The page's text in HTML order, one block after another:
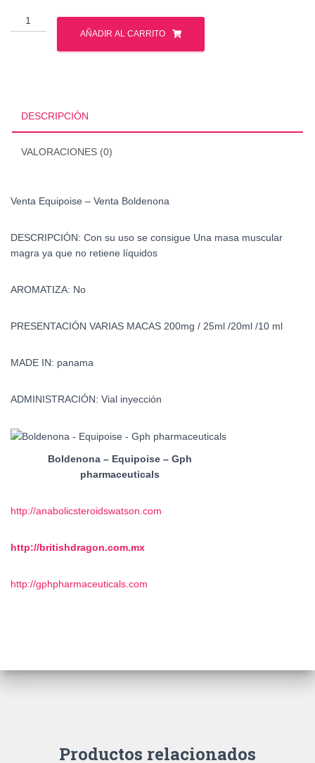
Venta
Equipoise
AÑADIR AL CARRITO
DESCRIPCIÓN
VALORACIONES (0)
Venta Equipoise – Venta Boldenona
DESCRIPCIÓN: Con su uso se consigue Una masa muscular
magra ya que no retiene líquidos
AROMATIZA: No
PRESENTACIÓN VARIAS MACAS 200mg / 25ml /20ml /10 ml
MADE IN: panama
ADMINISTRACIÓN: Vial inyección
Boldenona – Equipoise – Gph
pharmaceuticals
http://anabolicsteroidswatson.com
http://britishdragon.com.mx
http://gphpharmaceuticals.com
Productos relacionados